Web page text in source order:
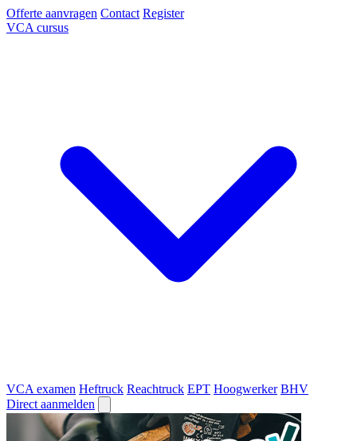
Offerte aanvragen Contact Register
VCA cursus
VCA examen Heftruck Reachtruck EPT Hoogwerker BHV
Direct aanmelden